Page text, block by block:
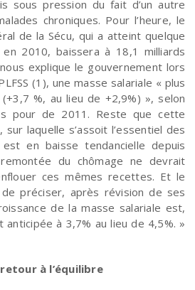
sous pression du fait d’un autre
chroniques. Pour l’heure, le
de la Sécu, qui a atteint quelque
en 2010, baissera à 18,1 milliards
explique le gouvernement lors
(1), une masse salariale « plus
(+3,7 %, au lieu de +2,9%) », selon
pour de 2011. Reste que cette
laquelle s’assoit l’essentiel des
en baisse tendancielle depuis
du chômage ne devrait
ces mêmes recettes. Et le
préciser, après révision de ses
de la masse salariale est,
à 3,7% au lieu de 4,5%. »
à l’équilibre